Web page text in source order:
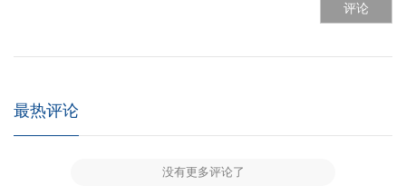
评论
最热评论
没有更多评论了